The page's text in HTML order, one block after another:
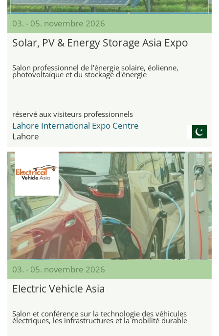
03. - 05. novembre 2026
Solar, PV & Energy Storage Asia Expo
Salon professionnel de l'énergie solaire, éolienne,
photovoltaïque et du stockage d'énergie
réservé aux visiteurs professionnels
Lahore International Expo Centre
Lahore
03. - 05. novembre 2026
Electric Vehicle Asia
Salon et conférence sur la technologie des véhicules
électriques, les infrastructures et la mobilité durable